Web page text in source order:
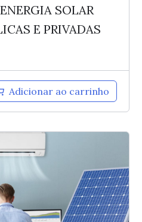
SOLAR
E PRIVADAS
Adicionar ao carrinho